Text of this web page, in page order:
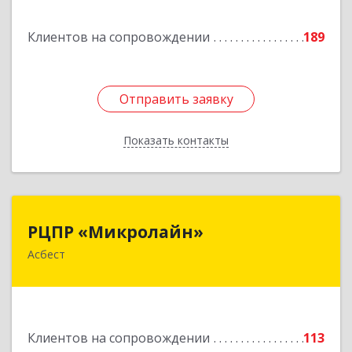
Клиентов на сопровождении 189
Отправить заявку
Показать контакты
Отправить заявку
Назад
РЦПР «Микролайн»
Асбест
Клиентов на сопровождении 113
РЦПР «Микролайн»
624272, Свердловская обл, Асбест г, имени В.И.